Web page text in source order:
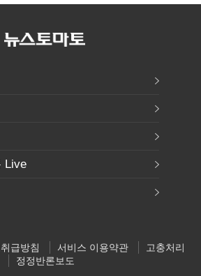
배터리 소재로
Live
급방침 서비스 이용약관
고충처리
정정반론보도